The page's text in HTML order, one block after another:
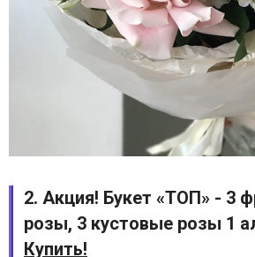
2. Акция! Букет «ТОП» - 3
розы, 3 кустовые розы 1
Купить!